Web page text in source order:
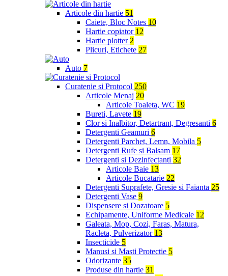
Articole din hartie 51
Caiete, Bloc Notes 10
Hartie copiator 12
Hartie plotter 2
Plicuri, Etichete 27
Auto 7
Curatenie si Protocol 250
Articole Menaj 20
Articole Toaleta, WC 19
Bureti, Lavete 19
Clor si Inalbitor, Detartrant, Degresanti 6
Detergenti Geamuri 6
Detergenti Parchet, Lemn, Mobila 5
Detergenti Rufe si Balsam 17
Detergenti si Dezinfectanti 32
Articole Baie 13
Articole Bucatarie 22
Detergenti Suprafete, Gresie si Faianta 25
Detergenti Vase 9
Dispensere si Dozatoare 5
Echipamente, Uniforme Medicale 12
Galeata, Mop, Cozi, Faras, Matura,
Racleta, Pulverizator 13
Insecticide 5
Manusi si Masti Protectie 5
Odorizante 35
Produse din hartie 31